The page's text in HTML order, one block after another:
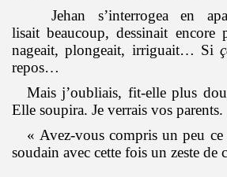
Jehan s’interrogea en
lisaitbeaucoup, dessinait encore
nageait, plongeait, irriguait… Si
repos…
Mais j’oubliais, fit-elle plus
Elle soupira. Je verrais vos parents.
« Avez-vous compris un peu
soudain avec cette fois un zeste de